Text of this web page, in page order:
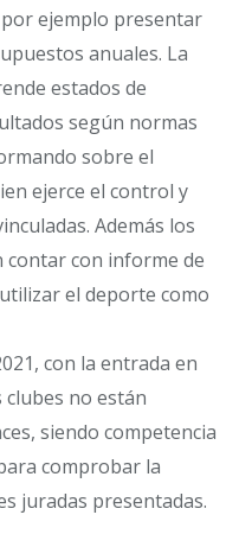
ejemplo presentar
anuales. La
estados de
según normas
sobre el
ejerce el control y
Además los
contar con informe de
el deporte como
con la entrada en
clubes no están
siendo competencia
comprobar la
juradas presentadas.